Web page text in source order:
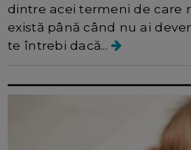
dintre acei termeni de care
există până când nu ai
te întrebi dacă...